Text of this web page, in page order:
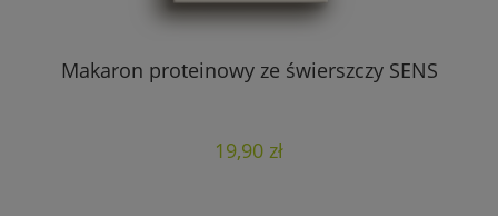
Makaron proteinowy ze świerszczy SENS
19,90 zł